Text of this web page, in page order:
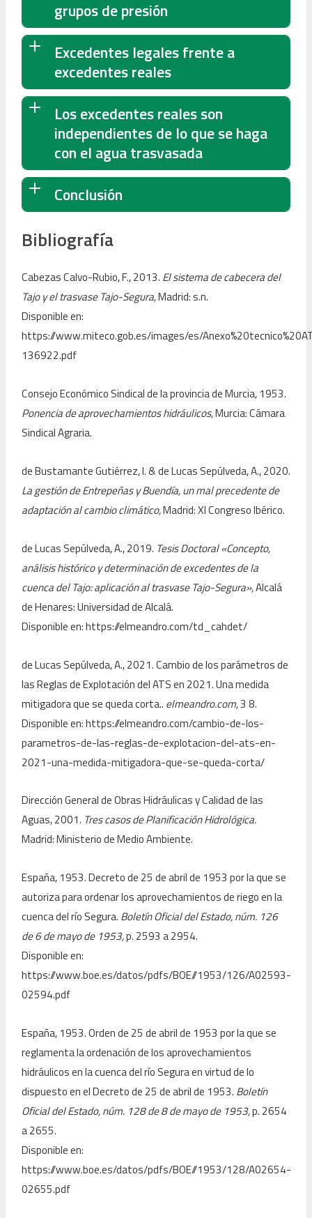
grupos de presión
Excedentes legales frente a
excedentes reales
Los excedentes reales son
independientes de lo que se haga
con el agua trasvasada
Conclusión
Bibliografía
Cabezas Calvo-Rubio, F., 2013. El sistema de cabecera del
Tajo y el trasvase Tajo-Segura,Madrid: s.n.
Disponible en:
https://www.miteco.gob.es/images/es/
136922.pdf
Consejo Económico Sindical de la provincia de Murcia, 1953.
Ponencia de aprovechamientos hidráulicos,Murcia: Cámara
Sindical Agraria.
de Bustamante Gutiérrez, I. & de Lucas Sepúlveda, A., 2020.
La gestión de Entrepeñas y Buendía, un mal precedente de
adaptación al cambio climático,Madrid: XI Congreso Ibérico.
de Lucas Sepúlveda, A., 2019. Tesis Doctoral «Concepto,
análisis histórico y determinación de excedentes de la
cuenca del Tajo: aplicación al trasvase Tajo-Segura»,Alcalá
de Henares: Universidad de Alcalá.
Disponible en: https://elmeandro.com/td_cahdet/
de Lucas Sepúlveda, A., 2021. Cambio de los parámetros de
las Reglas de Explotación del ATS en 2021. Una medida
mitigadora que se queda corta.. elmeandro.com,3 8.
Disponible en: https://elmeandro.com/cambio-de-los-
parametros-de-las-reglas-de-explotacion-del-ats-en-
2021-una-medida-mitigadora-que-se-queda-corta/
Dirección General de Obras Hidráulicas y Calidad de las
Aguas, 2001. Tres casos de Planificación Hidrológica.
Madrid: Ministerio de Medio Ambiente.
España, 1953. Decreto de 25 de abril de 1953 por la que se
autoriza para ordenar los aprovechamientos de riego en la
cuenca del río Segura. Boletín Oficial del Estado, núm. 126
de 6 de mayo de 1953,p. 2593 a 2954.
Disponible en:
https://www.boe.es/datos/pdfs/BOE//1953/126/A02593-
02594.pdf
España, 1953. Orden de 25 de abril de 1953 por la que se
reglamenta la ordenación de los aprovechamientos
hidráulicos en la cuenca del río Segura en virtud de lo
dispuesto en el Decreto de 25 de abril de 1953. Boletín
Oficial del Estado, núm. 128 de 8 de mayo de 1953,p. 2654
a 2655.
Disponible en:
https://www.boe.es/datos/pdfs/BOE//1953/128/A02654-
02655.pdf